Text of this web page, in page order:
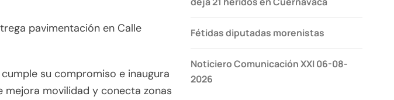
pavimentación en Calle
su compromiso e inaugura
movilidad y conecta zonas
Fétidas diputadas morenistas
Noticiero Comunicación XXI 06-08-
2026